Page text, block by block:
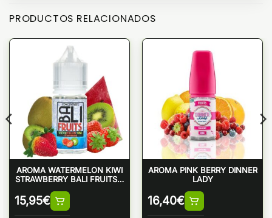
PRODUCTOS RELACIONADOS
AROMA WATERMELON KIWI
STRAWBERRY BALI FRUITS –
15,95€
AROMA PINK BERRY DINNER
LADY
16,40€